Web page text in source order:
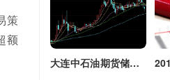
策
额
大连中石油期货储备库(大连原油期货)